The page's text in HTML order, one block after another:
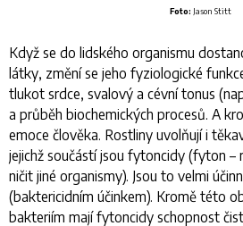
Foto: Jason Stitt
Když se do lidského organismu
látky, změní se jeho fyziologické
tlukot srdce, svalový a cévní tonus
a průběh biochemických procesů. A
emoce člověka. Rostliny uvolňují i
jejichž součástí jsou fytoncidy (fyton –
ničit jiné organismy). Jsou to velmi
(baktericidním účinkem). Kromě této
bakteriím mají fytoncidy schopnost